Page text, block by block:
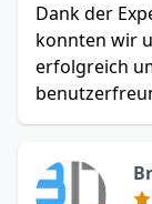
Dank der
konnten wir
erfolgreich